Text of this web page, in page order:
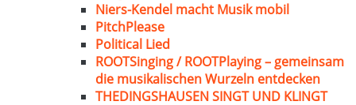
Niers-Kendel macht Musik mobil
PitchPlease
Political Lied
ROOTSinging / ROOTPlaying – gemeinsam
die musikalischen Wurzeln entdecken
THEDINGSHAUSEN SINGT UND KLINGT